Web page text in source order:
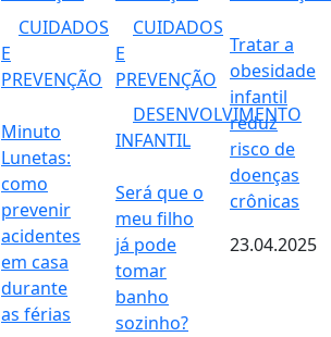
CUIDADOS
E
PREVENÇÃO
Minuto
Lunetas:
como
prevenir
acidentes
em casa
durante
as férias
CUIDADOS
E
PREVENÇÃO
DESENVOLVIMENTO
INFANTIL
Será que o
meu filho
já pode
tomar
banho
sozinho?
Tratar a
obesidade
infantil
reduz
risco de
doenças
crônicas
23.04.2025